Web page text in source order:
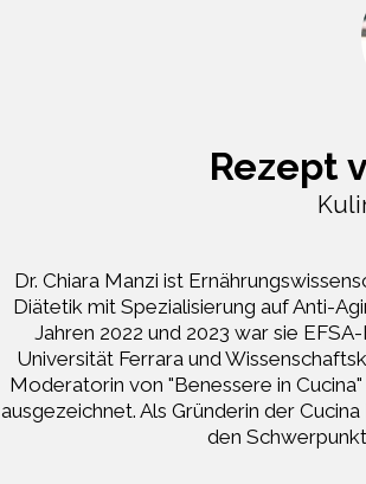
Rezept
Dr. Chiara Manzi ist
Diätetik mit Spezialisierung auf Anti-
Jahren 2022 und 2023 war sie
Universität Ferrara und
Moderatorin von "Benessere in
ausgezeichnet. Als Gründerin der
den